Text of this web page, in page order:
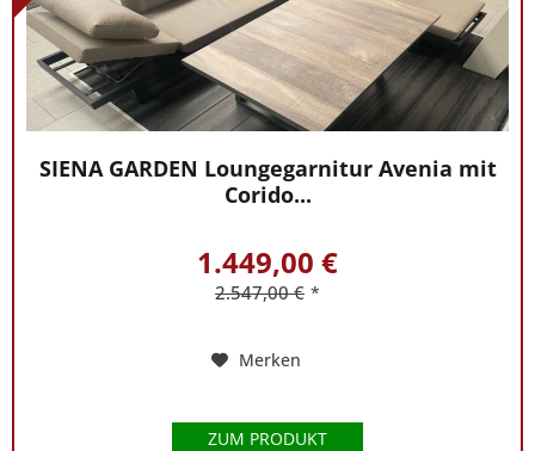
SIENA GARDEN Loungegarnitur Avenia mit
Corido...
1.449,00 €
2.547,00 € *
Merken
ZUM PRODUKT